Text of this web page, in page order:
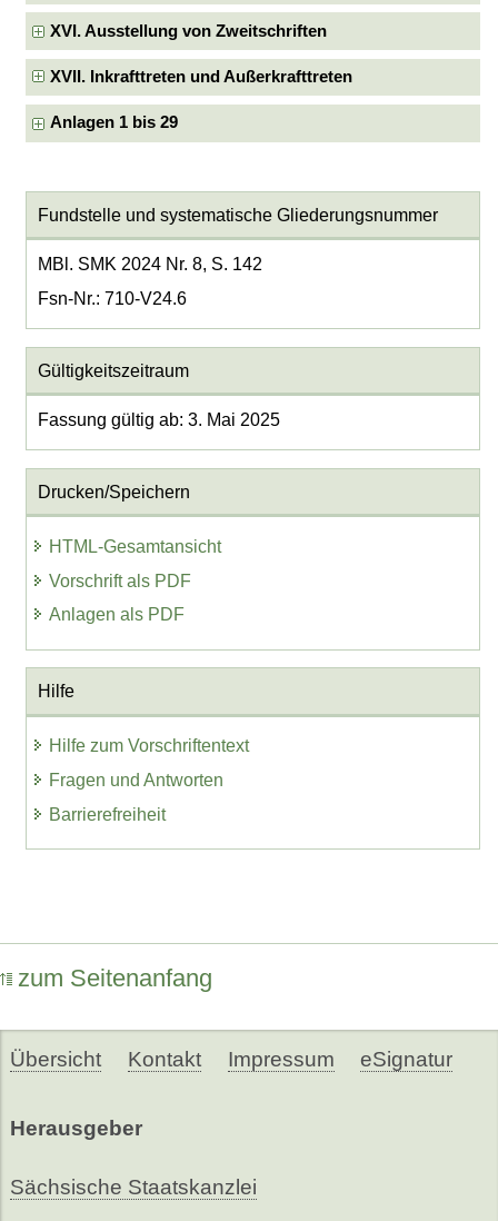
XVI. Ausstellung von Zweitschriften
XVII. Inkrafttreten und Außerkrafttreten
Anlagen 1 bis 29
Fundstelle und systematische Gliederungsnummer
MBl. SMK 2024 Nr. 8, S. 142
Fsn-Nr.: 710-V24.6
Gültigkeitszeitraum
Fassung gültig ab: 3. Mai 2025
Drucken/Speichern
HTML-Gesamtansicht
Vorschrift als PDF
Anlagen als PDF
Hilfe
Hilfe zum Vorschriftentext
Fragen und Antworten
Barrierefreiheit
zum Seitenanfang
Übersicht Kontakt Impressum eSignatur
Herausgeber
Sächsische Staatskanzlei